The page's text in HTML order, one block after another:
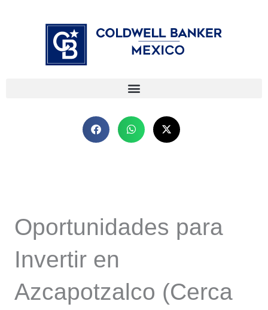
Oportunidades para
Invertir en
Azcapotzalco (Cerca